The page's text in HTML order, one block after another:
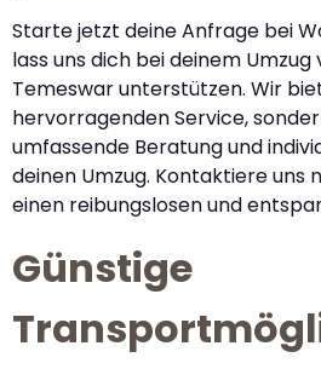
Starte jetzt deine Anfrage bei
lass uns dich bei deinem
Temeswar unterstützen. Wir
hervorragenden Service,
umfassende Beratung und
deinen Umzug. Kontaktiere uns
einen reibungslosen und
Günstige